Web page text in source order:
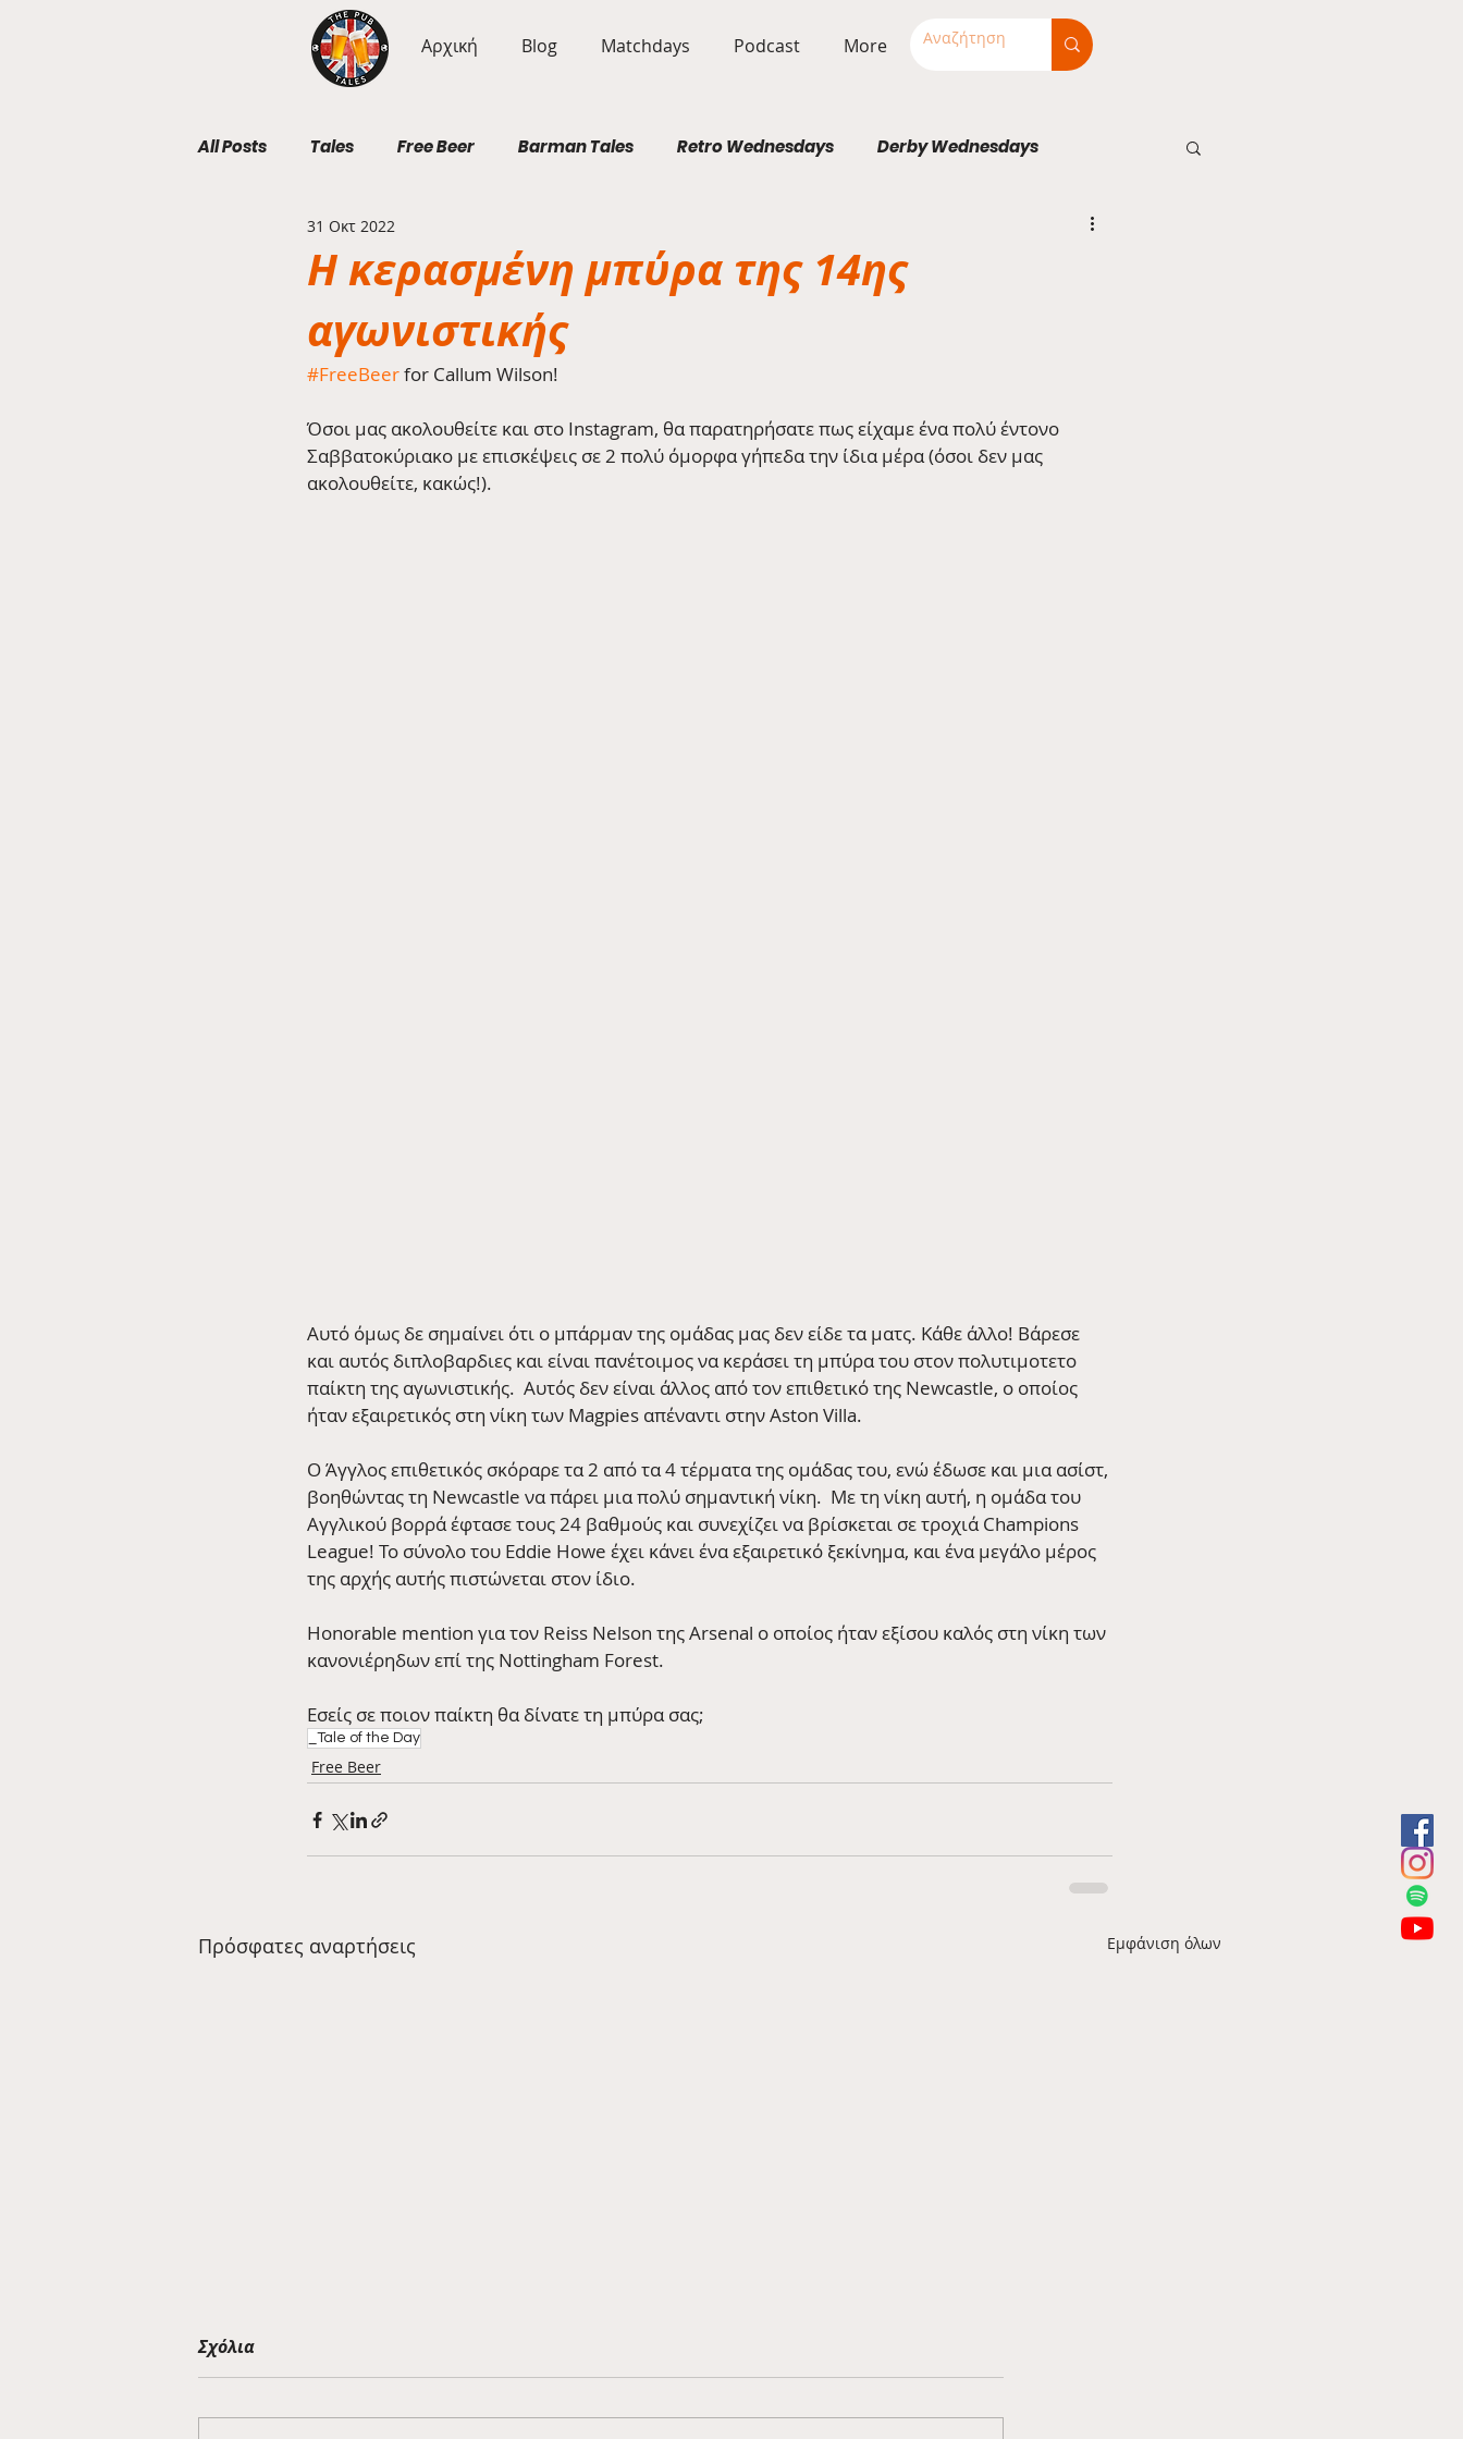
Αρχική Blog Matchdays Podcast More
All Posts Tales Free Beer Barman Tales Retro Wednesdays Derby Wednesdays
Geography Wednesdays
Η κερασμένη μπύρα της 14ης
αγωνιστικής
31 Οκτ 2022
#FreeBeer for Callum Wilson!
Όσοι μας ακολουθείτε και στο Instagram, θα παρατηρήσατε πως είχαμε ένα πολύ έντονο
Σαββατοκύριακο με επισκέψεις σε 2 πολύ όμορφα γήπεδα την ίδια μέρα (όσοι δεν μας
ακολουθείτε, κακώς!).
Αυτό όμως δε σημαίνει ότι ο μπάρμαν της ομάδας μας δεν είδε τα ματς. Κάθε άλλο! Βάρεσε
και αυτός διπλοβαρδιες και είναι πανέτοιμος να κεράσει τη μπύρα του στον πολυτιμοτετο
παίκτη της αγωνιστικής.  Αυτός δεν είναι άλλος από τον επιθετικό της Newcastle, ο οποίος
ήταν εξαιρετικός στη νίκη των Magpies απέναντι στην Aston Villa.
Ο Άγγλος επιθετικός σκόραρε τα 2 από τα 4 τέρματα της ομάδας του, ενώ έδωσε και μια ασίστ,
βοηθώντας τη Newcastle να πάρει μια πολύ σημαντική νίκη.  Με τη νίκη αυτή, η ομάδα του
Αγγλικού βορρά έφτασε τους 24 βαθμούς και συνεχίζει να βρίσκεται σε τροχιά Champions
League! Το σύνολο του Eddie Howe έχει κάνει ένα εξαιρετικό ξεκίνημα, και ένα μεγάλο μέρος
της αρχής αυτής πιστώνεται στον ίδιο.
Honorable mention για τον Reiss Nelson της Arsenal ο οποίος ήταν εξίσου καλός στη νίκη των
κανονιέρηδων επί της Nottingham Forest.
Εσείς σε ποιον παίκτη θα δίνατε τη μπύρα σας;
_Tale of the Day
Free Beer
Πρόσφατες αναρτήσεις Εμφάνιση όλων
Σχόλια